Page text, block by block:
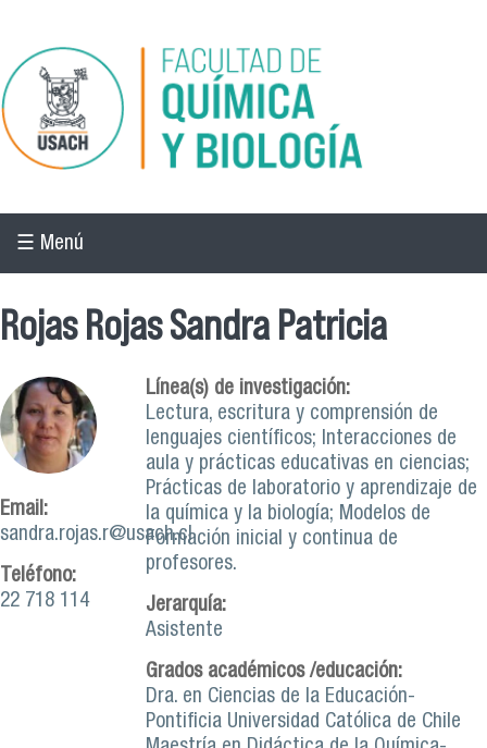
Pasar al contenido principal
☰ Menú
Rojas Rojas Sandra Patricia
Email:
sandra.rojas.r@usach.cl
Teléfono:
22 718 114
Línea(s) de investigación:
Lectura, escritura y comprensión de
lenguajes científicos; Interacciones de
aula y prácticas educativas en ciencias;
Prácticas de laboratorio y aprendizaje de
la química y la biología; Modelos de
Formación inicial y continua de
profesores.
Jerarquía:
Asistente
Grados académicos /educación:
Dra. en Ciencias de la Educación-
Pontificia Universidad Católica de Chile